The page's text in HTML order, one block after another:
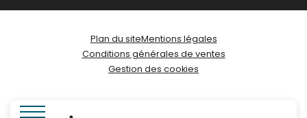
Plan du siteMentions légales
Conditions générales de ventes
Gestion des cookies